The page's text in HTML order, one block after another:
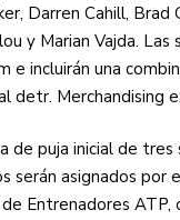
Darren Cahill, Brad
y Marian Vajda.
e incluirán una
detr. Merchandising
de puja inicial de
serán asignados
Entrenadores